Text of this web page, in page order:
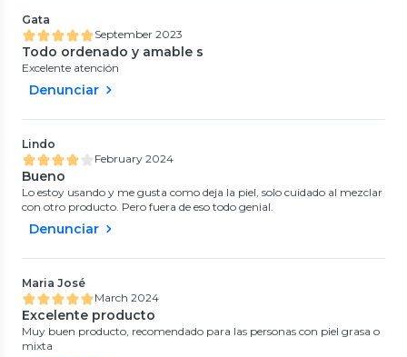
Gata
September 2023
Todo ordenado y amable s
Excelente atención
Denunciar
Lindo
February 2024
Bueno
Lo estoy usando y me gusta como deja la piel, solo cuidado al mezclar
con otro producto. Pero fuera de eso todo genial.
Denunciar
Maria José
March 2024
Excelente producto
Muy buen producto, recomendado para las personas con piel grasa o
mixta